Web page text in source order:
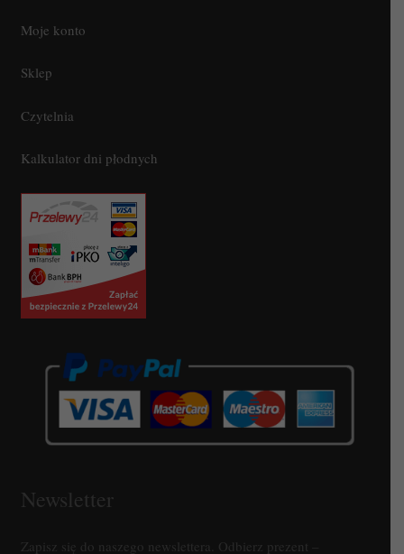
Moje konto
Sklep
Czytelnia
Kalkulator dni płodnych
Newsletter
Zapisz się do naszego newslettera. Odbierz prezent –